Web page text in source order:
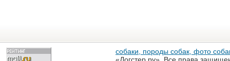
собаки, породы собак, фото